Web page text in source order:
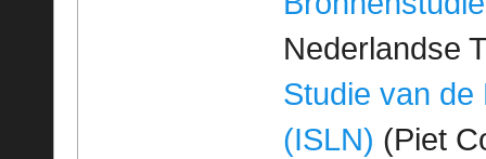
Nederlandse
Studie van de
(ISLN) (Piet